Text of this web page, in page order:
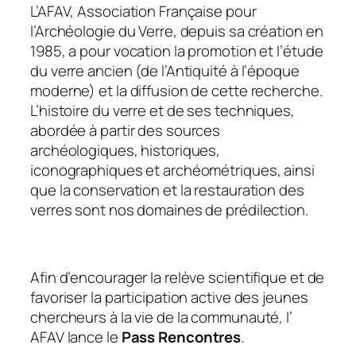
L’AFAV, Association Française pour
l’Archéologie du Verre, depuis sa création en
1985, a pour vocation la promotion et l’étude
du verre ancien (de l’Antiquité à l’époque
moderne) et la diffusion de cette recherche.
L’histoire du verre et de ses techniques,
abordée à partir des sources
archéologiques, historiques,
iconographiques et archéométriques, ainsi
que la conservation et la restauration des
verres sont nos domaines de prédilection.
Afin d’encourager la relève scientifique et de
favoriser la participation active des jeunes
chercheurs à la vie de la communauté, l’
AFAV lance le Pass Rencontres.